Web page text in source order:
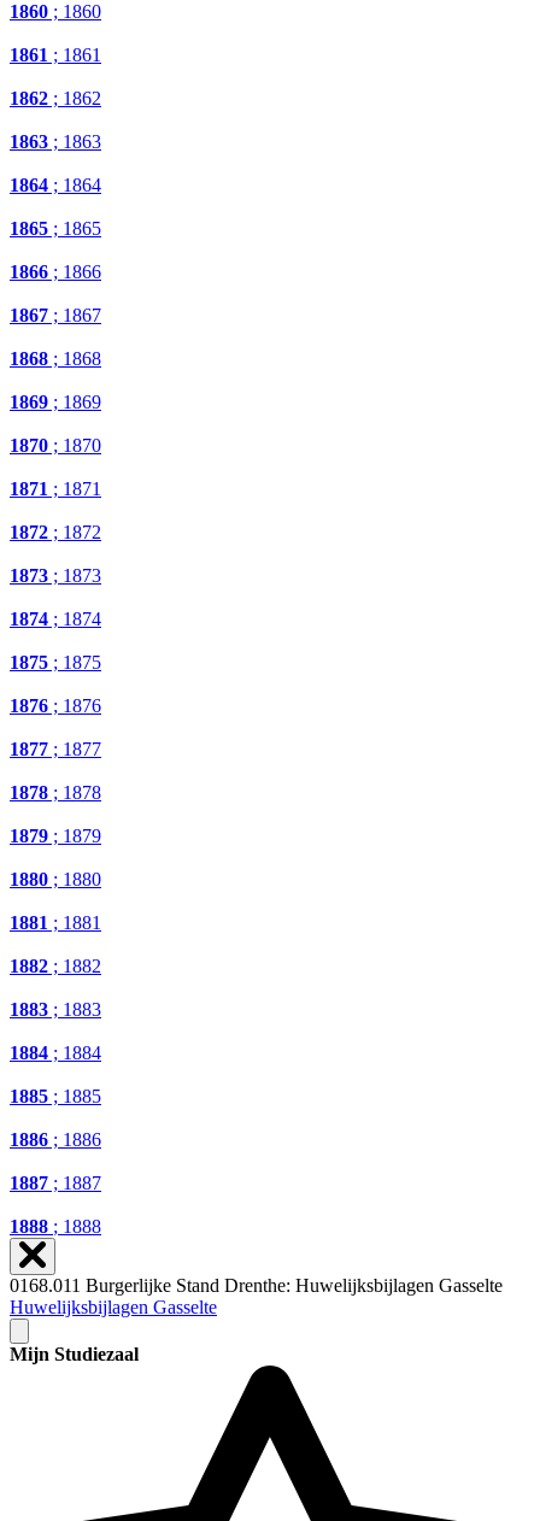
1860 ; 1860
1861 ; 1861
1862 ; 1862
1863 ; 1863
1864 ; 1864
1865 ; 1865
1866 ; 1866
1867 ; 1867
1868 ; 1868
1869 ; 1869
1870 ; 1870
1871 ; 1871
1872 ; 1872
1873 ; 1873
1874 ; 1874
1875 ; 1875
1876 ; 1876
1877 ; 1877
1878 ; 1878
1879 ; 1879
1880 ; 1880
1881 ; 1881
1882 ; 1882
1883 ; 1883
1884 ; 1884
1885 ; 1885
1886 ; 1886
1887 ; 1887
1888 ; 1888
0168.011 Burgerlijke Stand Drenthe: Huwelijksbijlagen Gasselte
Huwelijksbijlagen Gasselte
Mijn Studiezaal